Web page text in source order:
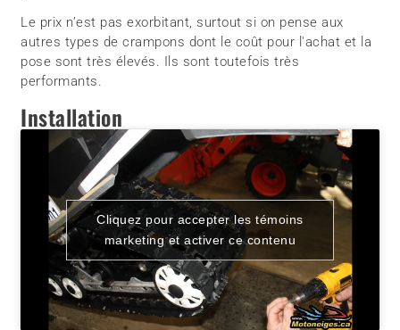
Le prix n’est pas exorbitant, surtout si on pense aux
autres types de crampons dont le coût pour l'achat et la
pose sont très élevés. Ils sont toutefois très
performants.
Installation
Cliquez pour accepter les témoins
marketing et activer ce contenu